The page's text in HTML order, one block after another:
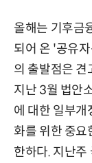
올해는 기후금
되어 온 '공유
의 출발점은 견
지난 3월 법안
에 대한 일부개
화를 위한 중요
한하다. 지난주